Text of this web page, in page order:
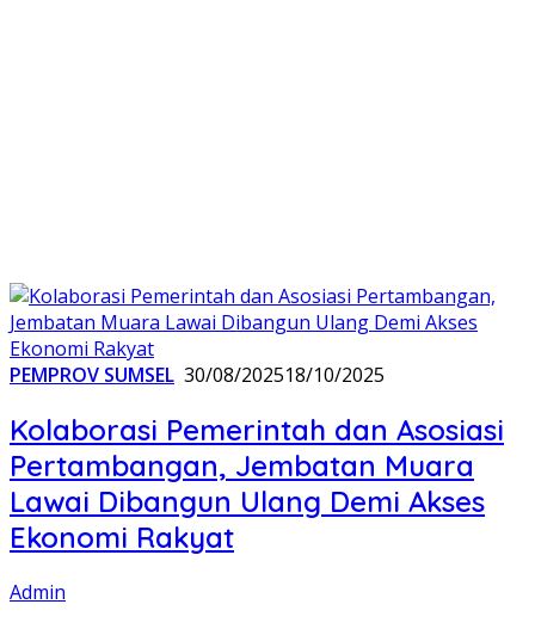
PEMPROV SUMSEL 30/08/202518/10/2025
Kolaborasi Pemerintah dan Asosiasi
Pertambangan, Jembatan Muara
Lawai Dibangun Ulang Demi Akses
Ekonomi Rakyat
Admin